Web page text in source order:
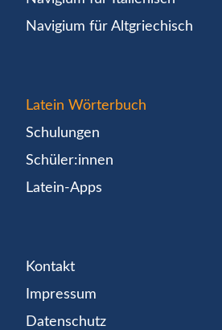
Navigium für Altgriechisch
Latein Wörterbuch
Schulungen
Schüler:innen
Latein-Apps
Kontakt
Impressum
Datenschutz